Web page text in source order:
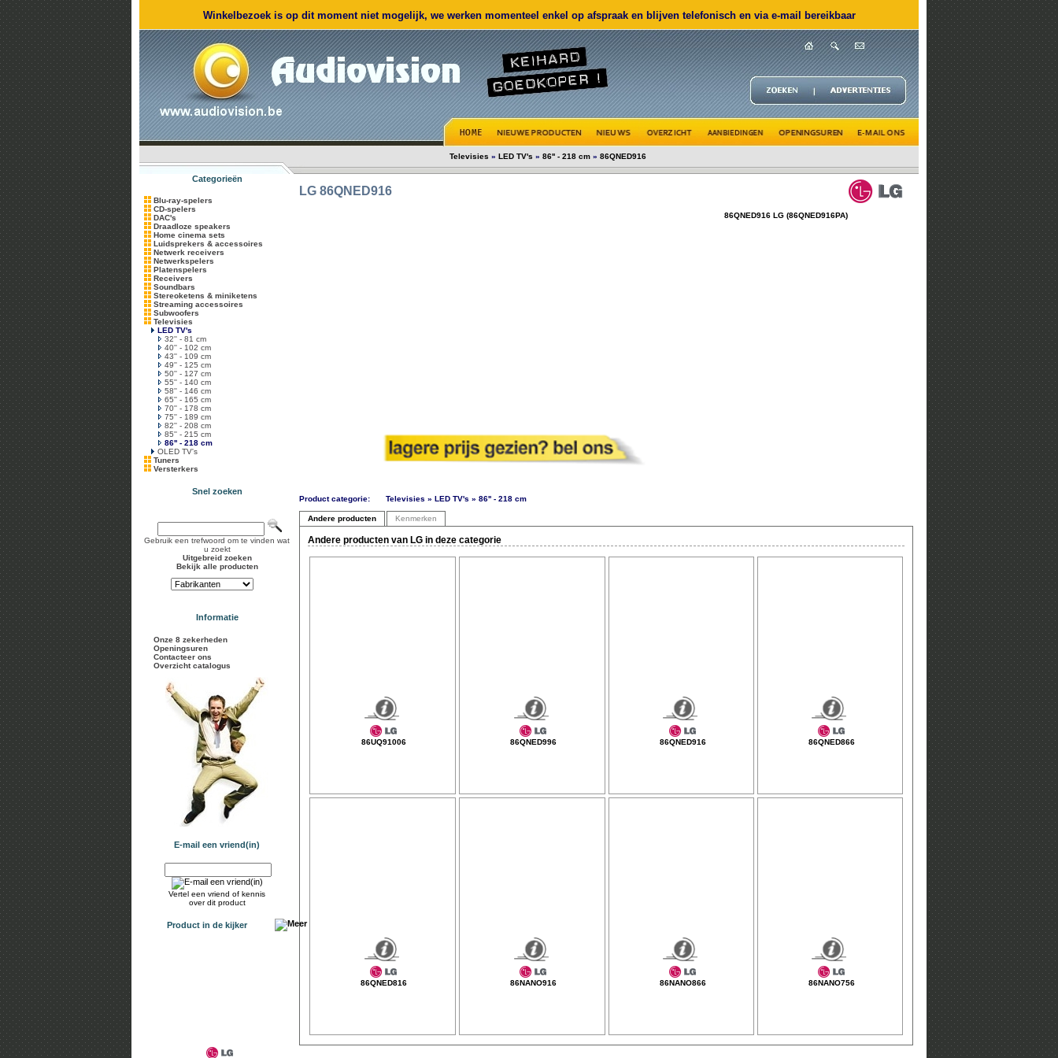
Winkelbezoek is op dit moment niet mogelijk, we werken momenteel enkel op afspraak en blijven telefonisch en via e-mail bereikbaar
Televisies » LED TV's » 86'' - 218 cm » 86QNED916
Categorieën
Blu-ray-spelers
CD-spelers
DAC's
Draadloze speakers
Home cinema sets
Luidsprekers & accessoires
Netwerk receivers
Netwerkspelers
Platenspelers
Receivers
Soundbars
Stereoketens & miniketens
Streaming accessoires
Subwoofers
Televisies
LED TV's
32'' - 81 cm
40'' - 102 cm
43'' - 109 cm
49'' - 125 cm
50'' - 127 cm
55'' - 140 cm
58'' - 146 cm
65'' - 165 cm
70'' - 178 cm
75'' - 189 cm
82'' - 208 cm
85'' - 215 cm
86'' - 218 cm
OLED TV's
Tuners
Versterkers
Snel zoeken
Gebruik een trefwoord om te vinden wat
u zoekt
Uitgebreid zoeken
Bekijk alle producten
Informatie
Onze 8 zekerheden
Openingsuren
Contacteer ons
Overzicht catalogus
E-mail een vriend(in)
Vertel een vriend of kennis
over dit product
Product in de kijker
LG 86QNED916
86QNED916 LG (86QNED916PA)
Product categorie: Televisies » LED TV's » 86'' - 218 cm
Andere producten Kenmerken
Andere producten van LG in deze categorie
86UQ91006 86QNED996 86QNED916 86QNED866
86QNED816 86NANO916 86NANO866 86NANO756